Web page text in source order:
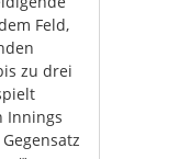
Feld,
zu drei
Innings